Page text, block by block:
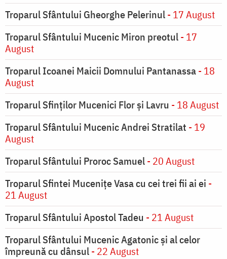
Troparul Sfântului Gheorghe Pelerinul- 17 August
Troparul Sfântului Mucenic Miron preotul- 17
August
Troparul Icoanei Maicii Domnului Pantanassa- 18
August
Troparul Sfinţilor Mucenici Flor şi Lavru - 18 August
Troparul Sfântului Mucenic Andrei Stratilat - 19
August
Troparul Sfântului Proroc Samuel- 20 August
Troparul Sfintei Muceniţe Vasa cu cei trei fii ai ei -
21 August
Troparul Sfântului Apostol Tadeu - 21 August
Troparul Sfântului Mucenic Agatonic şi al celor
împreună cu dânsul- 22 August